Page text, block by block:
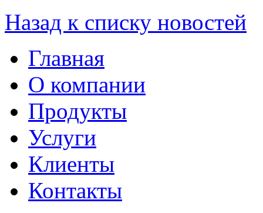
Назад к списку новостей
Главная
О компании
Продукты
Услуги
Клиенты
Контакты